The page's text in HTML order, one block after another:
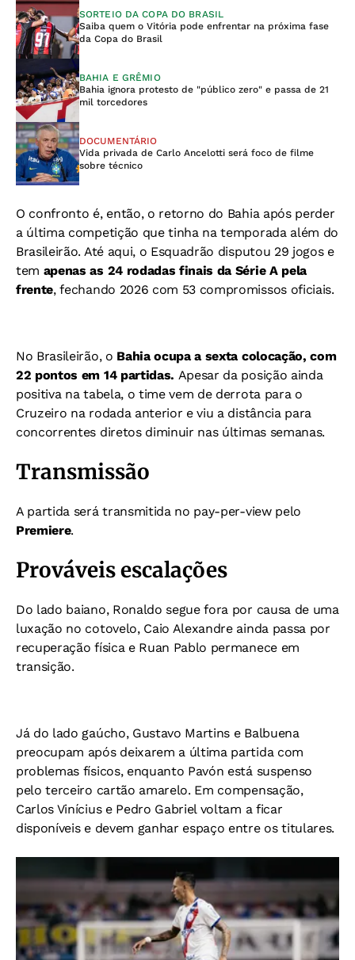
SORTEIO DA COPA DO BRASIL
Saiba quem o Vitória pode enfrentar na próxima fase
da Copa do Brasil
BAHIA E GRÊMIO
Bahia ignora protesto de "público zero" e passa de 21
mil torcedores
DOCUMENTÁRIO
Vida privada de Carlo Ancelotti será foco de filme
sobre técnico
O confronto é, então, o retorno do Bahia após perder
a última competição que tinha na temporada além do
Brasileirão. Até aqui, o Esquadrão disputou 29 jogos e
tem apenas as 24 rodadas finais da Série A pela
frente, fechando 2026 com 53 compromissos oficiais.
No Brasileirão, o Bahia ocupa a sexta colocação, com
22 pontos em 14 partidas. Apesar da posição ainda
positiva na tabela, o time vem de derrota para o
Cruzeiro na rodada anterior e viu a distância para
concorrentes diretos diminuir nas últimas semanas.
Transmissão
A partida será transmitida no pay-per-view pelo
Premiere.
Prováveis escalações
Do lado baiano, Ronaldo segue fora por causa de uma
luxação no cotovelo, Caio Alexandre ainda passa por
recuperação física e Ruan Pablo permanece em
transição.
Já do lado gaúcho, Gustavo Martins e Balbuena
preocupam após deixarem a última partida com
problemas físicos, enquanto Pavón está suspenso
pelo terceiro cartão amarelo. Em compensação,
Carlos Vinícius e Pedro Gabriel voltam a ficar
disponíveis e devem ganhar espaço entre os titulares.